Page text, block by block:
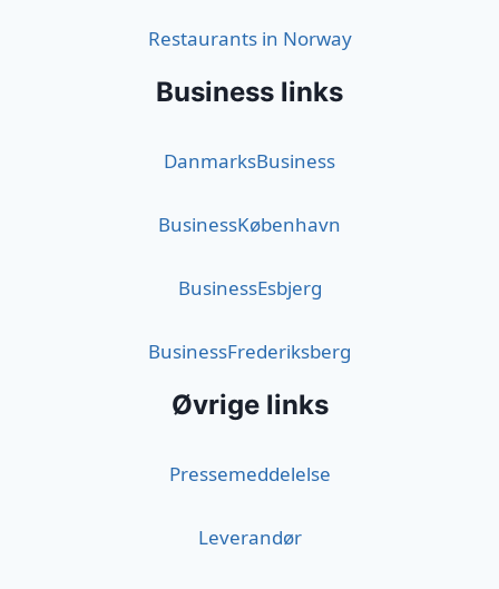
Restaurants in Norway
Business links
DanmarksBusiness
BusinessKøbenhavn
BusinessEsbjerg
BusinessFrederiksberg
Øvrige links
Pressemeddelelse
Leverandør